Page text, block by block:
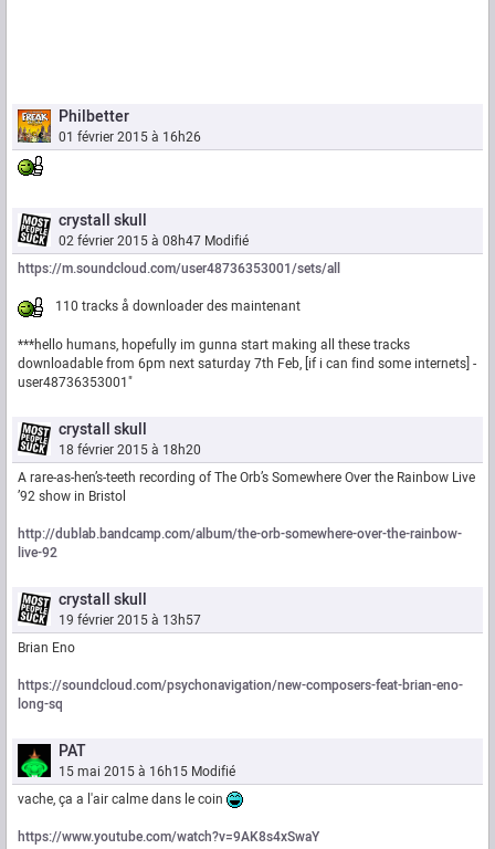
Philbetter
01 février 2015 à 16h26
crystall skull
02 février 2015 à 08h47 Modifié
https://m.soundcloud.com/user48736353001/sets/all
110 tracks å downloader des maintenant
***hello humans, hopefully im gunna start making all these tracks
downloadable from 6pm next saturday 7th Feb, [if i can find some internets] -
user48736353001"
crystall skull
18 février 2015 à 18h20
A rare-as-hen’s-teeth recording of The Orb’s Somewhere Over the Rainbow Live
’92 show in Bristol
http://dublab.bandcamp.com/album/the-orb-somewhere-over-the-rainbow-
live-92
crystall skull
19 février 2015 à 13h57
Brian Eno
https://soundcloud.com/psychonavigation/new-composers-feat-brian-eno-
long-sq
PAT
15 mai 2015 à 16h15 Modifié
vache, ça a l'air calme dans le coin
https://www.youtube.com/watch?v=9AK8s4xSwaY